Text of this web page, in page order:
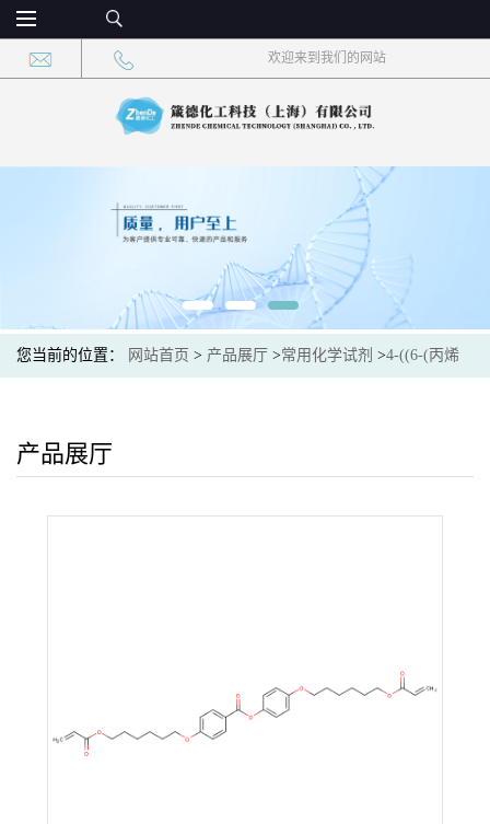
欢迎来到我们的网站
您当前的位置： 网站首页 > 产品展厅 >常用化学试剂 >4-((6-(丙烯
CAS：151464-39-0 现货供应，高校可先用后付
产品展厅